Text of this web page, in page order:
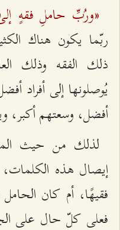
«ورُبِّ حاملِ فقهٍ
ربّما يكون هناك
ذلك الفقه وذلك
يُوصلونها إلى أفراد
أفضل، وسعتهم أكبر،
لذلك من حيث
إيصال هذه
فقيهًا، أم كان
فعلى كلّ حال على